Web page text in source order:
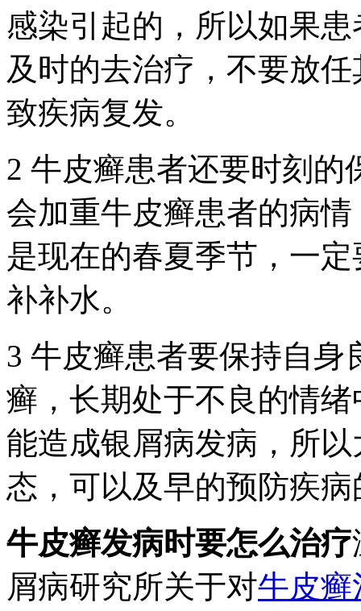
感染引起的，所以如果
及时的去治疗，不要放
致疾病复发。
2 牛皮癣患者还要时刻
会加重牛皮癣患者的病
是现在的春夏季节，一
补补水。
3 牛皮癣患者要保持自身
癣，长期处于不良的情
能造成银屑病发病，所
态，可以及早的预防疾
牛皮癣发病时要怎么治疗
屑病研究所关于对牛皮癣